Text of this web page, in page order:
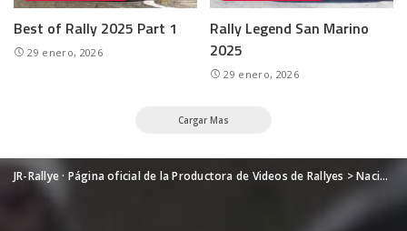
Best of Rally 2025 Part 1
29 enero, 2026
Rally Legend San Marino
2025
29 enero, 2026
Cargar Mas
JR-Rallye · Página oficial de la Productora de Videos de Rallyes >Nacional